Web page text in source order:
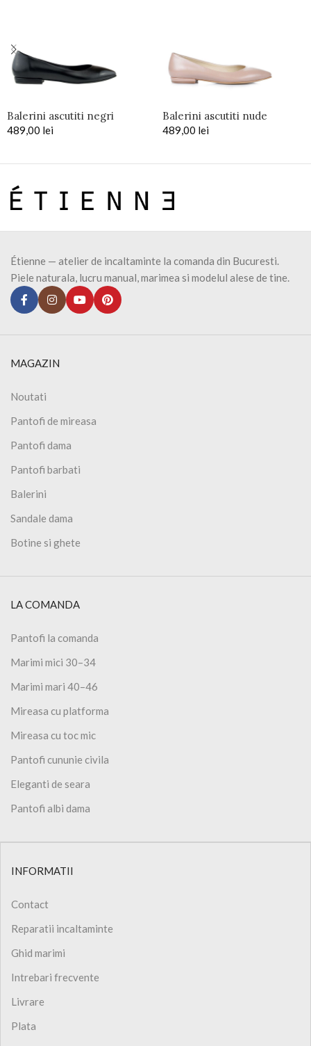
Balerini ascutiti negri
489,00 lei
Balerini ascutiti nude
489,00 lei
Étienne — atelier de incaltaminte la comanda din Bucuresti.
Piele naturala, lucru manual, marimea si modelul alese de tine.
MAGAZIN
Noutati
Pantofi de mireasa
Pantofi dama
Pantofi barbati
Balerini
Sandale dama
Botine si ghete
LA COMANDA
Pantofi la comanda
Marimi mici 30–34
Marimi mari 40–46
Mireasa cu platforma
Mireasa cu toc mic
Pantofi cununie civila
Eleganti de seara
Pantofi albi dama
INFORMATII
Contact
Reparatii incaltaminte
Ghid marimi
Intrebari frecvente
Livrare
Plata